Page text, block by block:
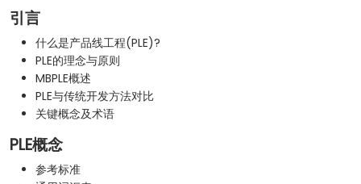
引言
什么是产品线工程(PLE)?
PLE的理念与原则
MBPLE概述
PLE与传统开发方法对比
关键概念及术语
PLE概念
参考标准